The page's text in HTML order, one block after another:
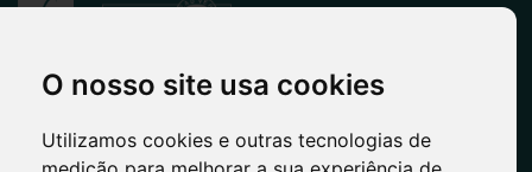
O nosso site usa cookies
Utilizamos cookies e outras tecnologias de